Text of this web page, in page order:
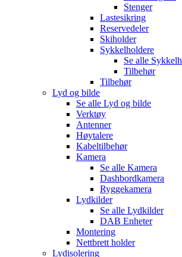
Stenger
Lastesikring
Reservedeler
Skiholder
Sykkelholdere
Se alle
Tilbehør
Tilbehør
Lyd og bilde
Se alle Lyd og bilde
Verktøy
Antenner
Høytalere
Kabeltilbehør
Kamera
Se alle Kamera
Dashbordkamera
Ryggekamera
Lydkilder
Se alle Lydkilder
DAB Enheter
Montering
Nettbrett holder
Lydisolering